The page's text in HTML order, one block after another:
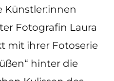
Künstler:innen
Fotografin Laura
mit ihrer Fotoserie
hinter die